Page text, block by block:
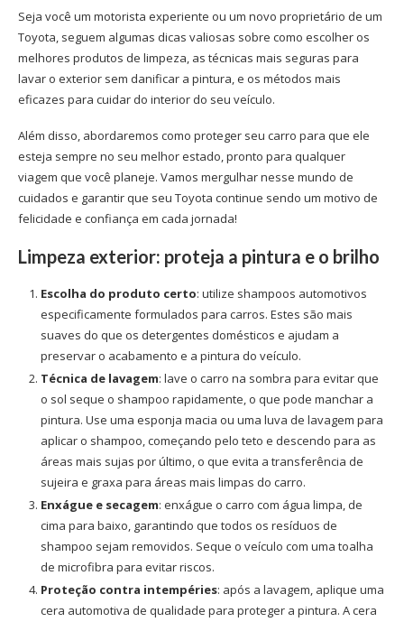
Seja você um motorista experiente ou um novo proprietário de um
Toyota, seguem algumas dicas valiosas sobre como escolher os
melhores produtos de limpeza, as técnicas mais seguras para
lavar o exterior sem danificar a pintura, e os métodos mais
eficazes para cuidar do interior do seu veículo.
Além disso, abordaremos como proteger seu carro para que ele
esteja sempre no seu melhor estado, pronto para qualquer
viagem que você planeje. Vamos mergulhar nesse mundo de
cuidados e garantir que seu Toyota continue sendo um motivo de
felicidade e confiança em cada jornada!
Limpeza exterior: proteja a pintura e o brilho
Escolha do produto certo: utilize shampoos automotivos
especificamente formulados para carros. Estes são mais
suaves do que os detergentes domésticos e ajudam a
preservar o acabamento e a pintura do veículo.
Técnica de lavagem: lave o carro na sombra para evitar que
o sol seque o shampoo rapidamente, o que pode manchar a
pintura. Use uma esponja macia ou uma luva de lavagem para
aplicar o shampoo, começando pelo teto e descendo para as
áreas mais sujas por último, o que evita a transferência de
sujeira e graxa para áreas mais limpas do carro.
Enxágue e secagem: enxágue o carro com água limpa, de
cima para baixo, garantindo que todos os resíduos de
shampoo sejam removidos. Seque o veículo com uma toalha
de microfibra para evitar riscos.
Proteção contra intempéries: após a lavagem, aplique uma
cera automotiva de qualidade para proteger a pintura. A cera